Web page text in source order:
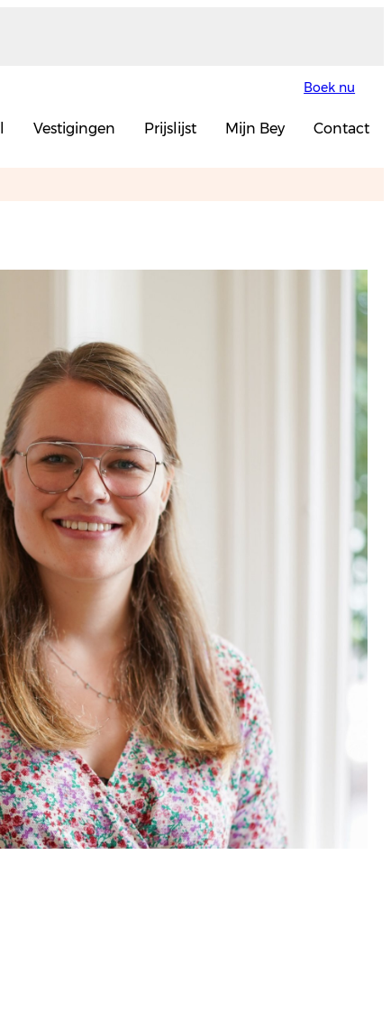
Boek nu
Vestigingen Prijslijst Mijn Bey Contact